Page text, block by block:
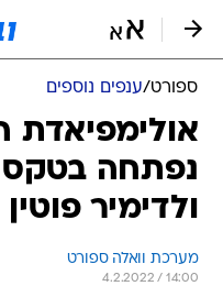
ספורט/ענפים נוספים
אולימפיאדת
נפתחה בטקס
ולדימיר
מערכת וואלה ספורט
4.2.2022 / 14:00